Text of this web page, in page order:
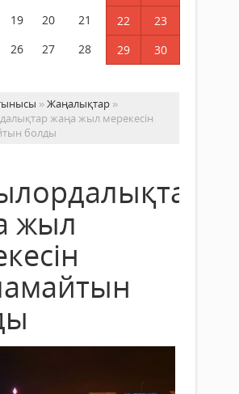
19 20 21 22
23
26 27 28 29
30
»Жаңалықтар »
жаңа жыл мерекесін
болды
жыл